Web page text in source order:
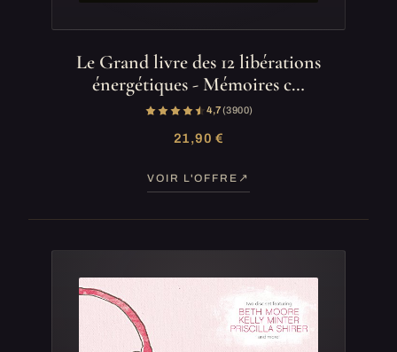
Le Grand livre des 12 libérations
énergétiques - Mémoires c…
4,7(3 900)
21,90 €
VOIR L'OFFRE